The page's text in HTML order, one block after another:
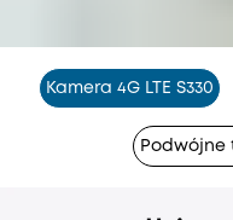
Kamera 4G LTE S330
Podwójne